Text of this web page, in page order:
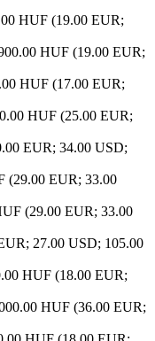
HUF (19.00 EUR;
HUF (19.00 EUR;
HUF (17.00 EUR;
HUF (25.00 EUR;
EUR; 34.00 USD;
(29.00 EUR; 33.00
(29.00 EUR; 33.00
27.00 USD; 105.00
HUF (18.00 EUR;
HUF (36.00 EUR;